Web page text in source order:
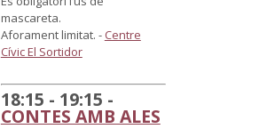
mascareta.
Aforament limitat. - Centre
Cívic El Sortidor
18:15 - 19:15 -
CONTES AMB ALES